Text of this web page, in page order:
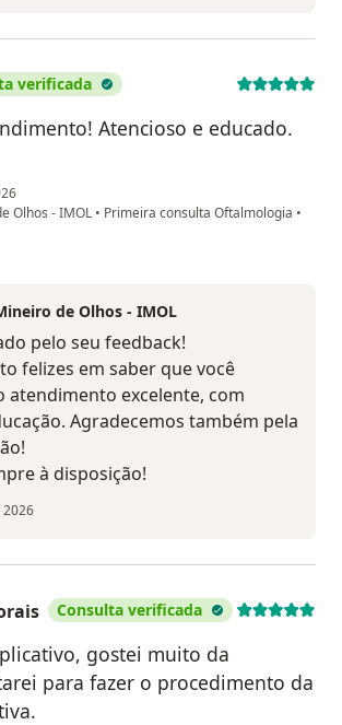
verificada
Atencioso e educado.
Olhos - IMOL • Primeira consulta Oftalmologia •
V.T
de Olhos - IMOL
pelo seu feedback!
felizes em saber que você
atendimento excelente, com
Agradecemos também pela
à disposição!
Consulta verificada
gostei muito da
para fazer o procedimento da